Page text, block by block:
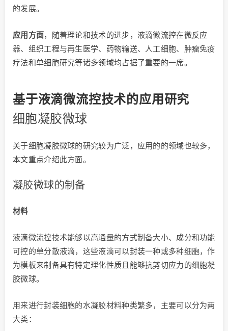
的发展。
应用方面，随着理论和技术的进步，液滴微流控在微反应
器、组织工程与再生医学、药物输送、人工细胞、肿瘤免疫
疗法和单细胞研究等诸多领域均占据了重要的一席。
基于液滴微流控技术的应用研究
细胞凝胶微球
关于细胞凝胶微球的研究较为广泛，应用的的领域也较多，
本文重点介绍此方面。
凝胶微球的制备
材料
液滴微流控技术能够以高通量的方式制备大小、成分和功能
可控的单分散液滴，这些液滴可以封装一种或多种细胞，作
为模板来制备具有特定理化性质且能够抗剪切应力的细胞凝
胶微球。
用来进行封装细胞的水凝胶材料种类繁多，主要可以分为两
大类：